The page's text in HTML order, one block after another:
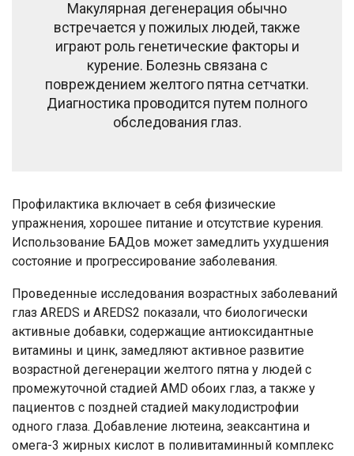
Макулярная дегенерация обычно
встречается у пожилых людей, также
играют роль генетические факторы и
курение. Болезнь связана с
повреждением желтого пятна сетчатки.
Диагностика проводится путем полного
обследования глаз.
Профилактика включает в себя физические
упражнения, хорошее питание и отсутствие курения.
Использование БАДов может замедлить ухудшения
состояние и прогрессирование заболевания.
Проведенные исследования возрастных заболеваний
глаз AREDS и AREDS2 показали, что биологически
активные добавки, содержащие антиоксидантные
витамины и цинк, замедляют активное развитие
возрастной дегенерации желтого пятна у людей с
промежуточной стадией AMD обоих глаз, а также у
пациентов с поздней стадией макулодистрофии
одного глаза. Добавление лютеина, зеаксантина и
омега-3 жирных кислот в поливитаминный комплекс